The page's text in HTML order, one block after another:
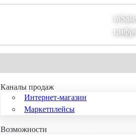
Каналы продаж
Интернет-магазин
Маркетплейсы
Возможности